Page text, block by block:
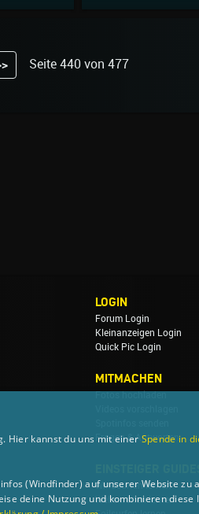
Seite 440 von 477
LOGIN
Forum Login
Kleinanzeigen Login
Quick Pic Login
MITMACHEN
Fragen & Antworten
Windsurfen lernen
Wellenreiten lernen
Hier kannst du uns mit einer Spende in
(Windfinder) auf unserer Website zu
deine Nutzung und kombinieren diese